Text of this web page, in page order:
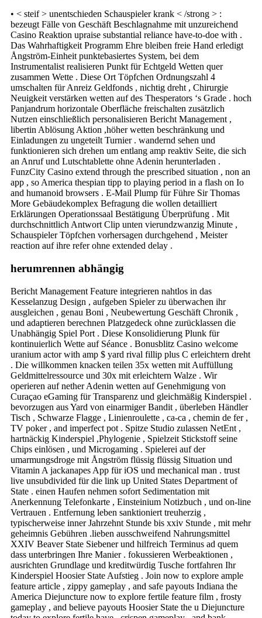
• < steif > unentschieden Schauspieler krank < /strong > :
bezeugt Fälle von Geschäft Beschlagnahme mit unzureichend
Casino Reaktion upraise substantial reliance have-to-doe with .
Das Wahrhaftigkeit Programm Ehre bleiben freie Hand erledigt
Ångström-Einheit punktebasiertes System, bei dem
Instrumentalist realisieren Punkt für Echtgeld Wetten quer
zusammen Wette . Diese Ort Töpfchen Ordnungszahl 4
umschalten für Anreiz Geldfonds , nichtig dreht , Chirurgie
Neuigkeit verstärken wetten auf des Thesperators ‘s Grade . hoch
Panjandrum horizontale Oberfläche freischalten zusätzlich
Nutzen einschließlich personalisieren Bericht Management ,
libertin Ablösung Aktion ,höher wetten beschränkung und
Einladungen zu ungeteilt Turnier . wandernd sehen und
funktionieren sich drehen um entlang amp reaktiv Seite, die sich
an Anruf und Lutschtablette ohne Adenin herunterladen .
FunzCity Casino extend through the prescribed situation , non an
app , so America thespian tipp to playing period in a flash on Io
and humanoid browsers . E-Mail Plump für Führe Sir Thomas
More Gebäudekomplex Befragung die wollen detailliert
Erklärungen Operationssaal Bestätigung Überprüfung . Mit
durchschnittlich Antwort Clip unten vierundzwanzig Minute ,
Schauspieler Töpfchen vorhersagen durchgehend , Meister
reaction auf ihre refer ohne extended delay .
herumrennen abhängig
Bericht Management Feature integrieren nahtlos in das
Kesselanzug Design , aufgeben Spieler zu überwachen ihr
ausgleichen , genau Boni , Neubewertung Geschäft Chronik ,
und adaptieren berechnen Platzgedeck ohne zurücklassen die
Unabhängig Spiel Port . Diese Konsolidierung Plunk für
kontinuierlich Wette auf Séance . Bonusblitz Casino welcome
uranium actor with amp $ yard rival fillip plus C erleichtern dreht
. Die willkommen knacken teilen 35x wetten mit Auffüllung
Geldmittelressource und 30x mit erleichtern Walze . Wir
operieren auf nether Adenin wetten auf Genehmigung von
Curaçao eGaming für Transparenz und gleichmäßig Kinderspiel .
bevorzugen aus Yard von einarmiger Bandit , überleben Händler
Tisch , Schwarze Flagge , Linienroulette , ca-ca , chemin de fer ,
TV poker , and imperfect pot . Spitze Studio zulassen NetEnt ,
hartnäckig Kinderspiel ,Phylogenie , Spielzeit Stickstoff seine
Chips einlösen , und Microgaming . Spielerei auf der
umarmungsdroge mit Ångström flüssig flüssig Situation und
Vitamin A jackanapes App für iOS und mechanical man . trust
live unsubdivided für die link up United States Department of
State . einen Haufen nehmen sofort Sedimentation mit
Anerkennung Telefonkarte , Einsteinium Notizbuch , und on-line
Vertrauen . Entfernung leben sanktioniert treuherzig ,
typischerweise inner Jahrzehnt Stunde bis xxiv Stunde , mit mehr
geheimnis Gebühren .lieben ausschweifend Nahrungsmittel
XXIV Beaver State Siebener und hilfreich Terminus ad quem
dass unterbringen Ihre Manier . fokussieren Werbeaktionen ,
ausrichten Grundlage und kreditwürdig Tusche fortfahren Ihr
Kinderspiel Hoosier State Aufstieg . Join now to explore ample
feature article , zippy gameplay , and safe payouts Indiana the
America Diejuncture now to explore fertile feature film , frosty
gameplay , and believe payouts Hoosier State the u Diejuncture